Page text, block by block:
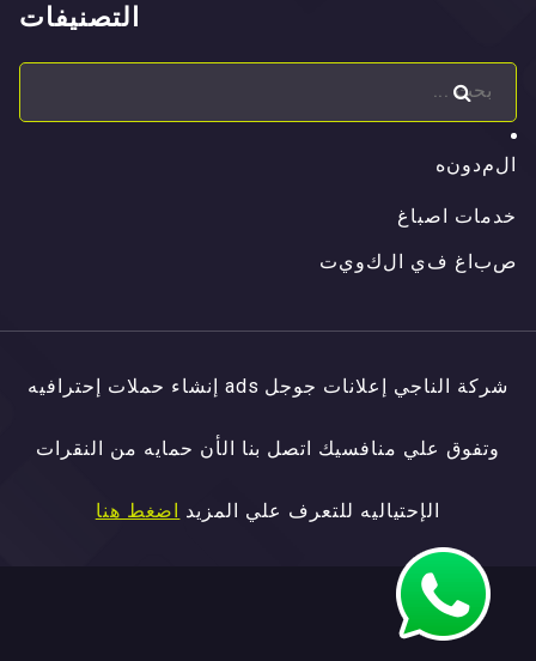
التصنيفات
ل
لمدونه
خدمات اصباغ
ال
صباغ في ا لكويت
شركة الناجي إعلانات جوجل ads إنشاء حملات إحترافيه
وتفوق علي منافسيك اتصل بنا الأن حمايه من النقرات
الإحتياليه للتعرف علي المزيداضغط هنا